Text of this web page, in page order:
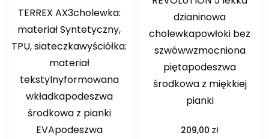
TERREX AX3cholewka:
materiał Syntetyczny,
TPU, siateczkawyściółka:
materiał
tekstylnyformowana
wkładkapodeszwa
środkowa z pianki
EVApodeszwa
dzianinowa
cholewkapowłoki bez
szwówwzmocniona
piętapodeszwa
środkowa z miękkiej
pianki
209,00zł